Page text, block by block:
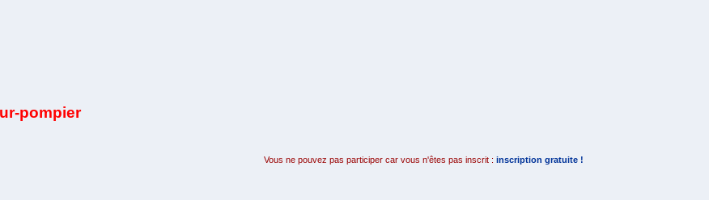
pompier
Vous ne pouvez pas participer car vous n'êtes pas inscrit : inscription gratuite !